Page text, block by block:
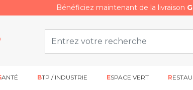
Bénéficiez maintenant de la livraison
SANTÉ BTP / INDUSTRIE ESPACE VERT